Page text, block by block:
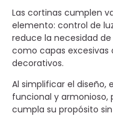
Las cortinas cumplen
elemento: control de
reduce la necesidad
como capas excesivas
decorativos.
Al simplificar el diseño,
funcional y
cumpla su propósito